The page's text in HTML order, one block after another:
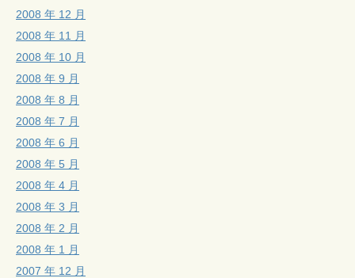
2008 年 12 月
2008 年 11 月
2008 年 10 月
2008 年 9 月
2008 年 8 月
2008 年 7 月
2008 年 6 月
2008 年 5 月
2008 年 4 月
2008 年 3 月
2008 年 2 月
2008 年 1 月
2007 年 12 月